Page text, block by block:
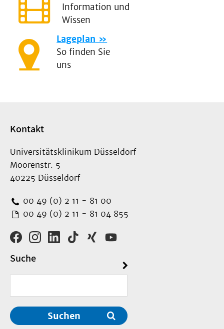
Information und
Wissen
Lageplan
So finden Sie
uns
Kontakt
Universitätsklinikum Düsseldorf
Moorenstr. 5
40225 Düsseldorf
00 49 (0) 2 11 - 81 00
00 49 (0) 2 11 - 81 04 855
Suche
Suchen